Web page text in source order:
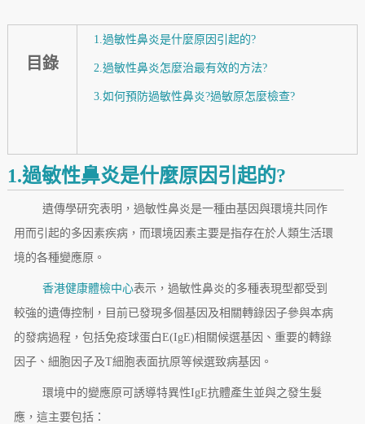
目錄
1.過敏性鼻炎是什麼原因引起的?
2.過敏性鼻炎怎麼治最有效的方法?
3.如何預防過敏性鼻炎?過敏原怎麼檢查?
1.過敏性鼻炎是什麼原因引起的?
遺傳學研究表明，過敏性鼻炎是一種由基因與環境共同作
用而引起的多因素疾病，而環境因素主要是指存在於人類生活環
境的各種變應原。
香港健康體檢中心表示，過敏性鼻炎的多種表現型都受到
較強的遺傳控制，目前已發現多個基因及相關轉錄因子參與本病
的發病過程，包括免疫球蛋白E(IgE)相關候選基因、重要的轉錄
因子、細胞因子及T細胞表面抗原等候選致病基因。
環境中的變應原可誘導特異性IgE抗體產生並與之發生髮
應，這主要包括：